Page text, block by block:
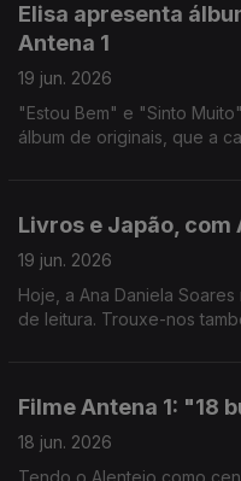
Elisa apresenta
Antena 1
19 jun. 2026
"Estou Bem" e "Sinto Muito" são dois temas, do segundo
álbum de originais, que a
Livros e Japão, com
19 jun. 2026
Hoje, a Ana Daniela
de leitura. Trouxe-nos
Filme Antena 1: "18
18 jun. 2026
Tendo o Alentejo como